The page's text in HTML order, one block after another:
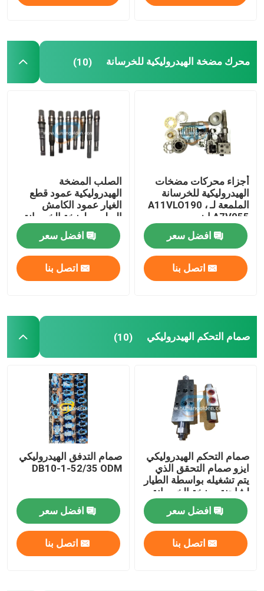
تستخدم شاحنة مضخة الخرسانة
أنابيب أنابيب مضخة خرسانة
محرك مضخة الهيدروليكية للخرسانة (10)
أجزاء محركات مضخات
الهيدروليكية للخرسانة
الملمعة لـ A11VLO190 ،
A7V055 ايزو
افضل سعر
اتصل بنا
الصلب المضخة
الهيدروليكية عمود قطع
الغيار عمود الكامش
البوليس لضخة الخرسانة
افضل سعر
اتصل بنا
صمام التحكم الهيدروليكي (10)
صمام التحكم الهيدروليكي
ايزو صمام التحقق الذي
يتم تشغيله بواسطة الطيار
لشاحنة مضخة الخرسانة
افضل سعر
اتصل بنا
صمام التدفق الهيدروليكي
DB10-1-52/35 ODM
افضل سعر
اتصل بنا